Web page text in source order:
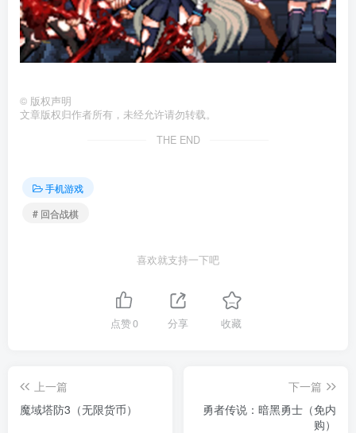
© 版权声明
文章版权归作者所有，未经允许请勿转载。
THE END
手机游戏
# 回合战棋
喜欢就支持一下吧
点赞0 分享 收藏
上一篇
魔域塔防3（无限货币）
下一篇
勇者传说：暗黑勇士（免内
购）